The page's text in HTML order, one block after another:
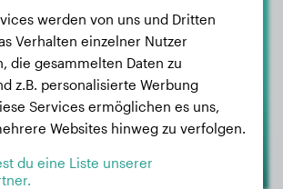
Biscotte
1
werden von uns und Dritten
Verhalten einzelner Nutzer
die gesammelten Daten zu
z.B. personalisierte Werbung
Services ermöglichen es uns,
Websites hinweg zu verfolgen.
du eine Liste unserer